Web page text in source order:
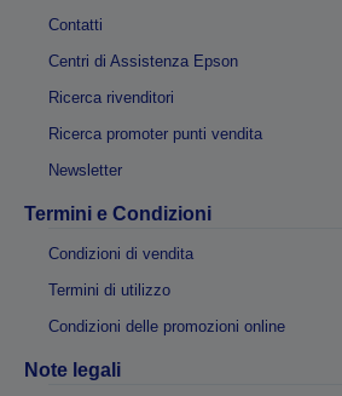
Contatti
Centri di Assistenza Epson
Ricerca rivenditori
Ricerca promoter punti vendita
Newsletter
Termini e Condizioni
Condizioni di vendita
Termini di utilizzo
Condizioni delle promozioni online
Note legali